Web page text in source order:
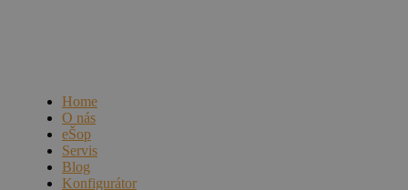
Home
O nás
eŠop
Servis
Blog
Konfigurátor